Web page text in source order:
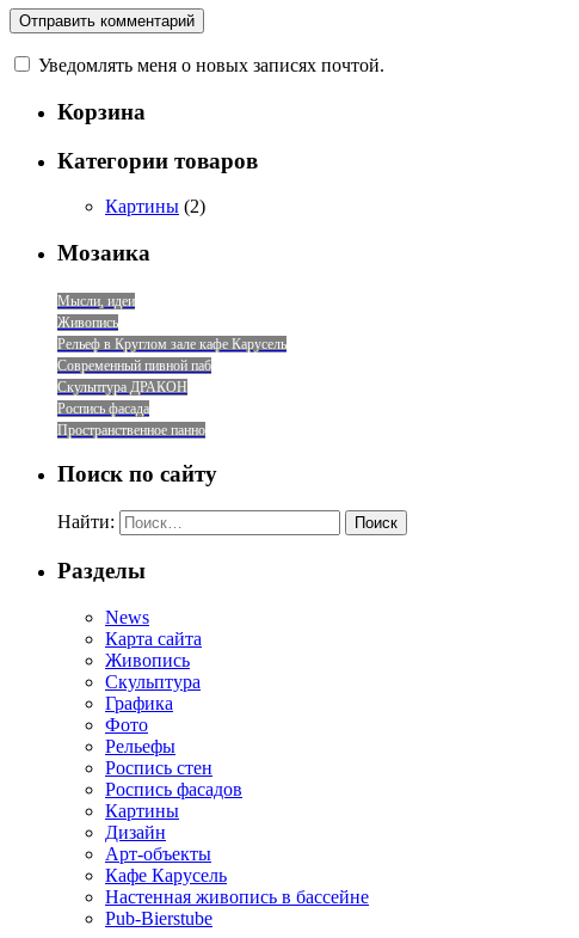
Уведомлять меня о новых записях почтой.
Корзина
Категории товаров
Картины (2)
Мозаика
Мысли, идеи
Живопись
Рельеф в Круглом зале кафе Карусель
Современный пивной паб
Скульптура ДРАКОН
Роспись фасада
Пространственное панно
Поиск по сайту
Найти:
Разделы
News
Карта сайта
Живопись
Скульптура
Графика
Фото
Рельефы
Роспись стен
Роспись фасадов
Картины
Дизайн
Арт-объекты
Кафе Карусель
Настенная живопись в бассейне
Pub-Bierstube